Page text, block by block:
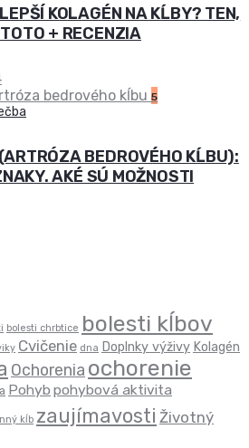
KOLAGÉN NA KĹBY? TEN,
+ RECENZIA
5
BEDROVÉHO KĹBU):
AKÉ SÚ MOŽNOSTI
bolesti chrbtice bolesti kĺbov
Cvičenie dna Doplnky výživy Kolagén
Ochorenia ochorenie
Pohyb pohybová aktivita
kĺb zaujímavosti Životný